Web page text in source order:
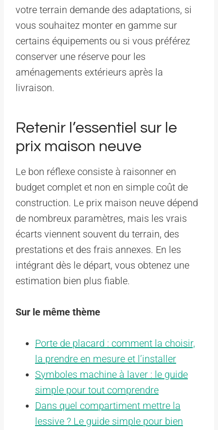
votre terrain demande des adaptations, si
vous souhaitez monter en gamme sur
certains équipements ou si vous préférez
conserver une réserve pour les
aménagements extérieurs après la
livraison.
Retenir l’essentiel sur le
prix maison neuve
Le bon réflexe consiste à raisonner en
budget complet et non en simple coût de
construction. Le prix maison neuve dépend
de nombreux paramètres, mais les vrais
écarts viennent souvent du terrain, des
prestations et des frais annexes. En les
intégrant dès le départ, vous obtenez une
estimation bien plus fiable.
Sur le même thème
Porte de placard : comment la choisir,
la prendre en mesure et l’installer
Symboles machine à laver : le guide
simple pour tout comprendre
Dans quel compartiment mettre la
lessive ? Le guide simple pour bien